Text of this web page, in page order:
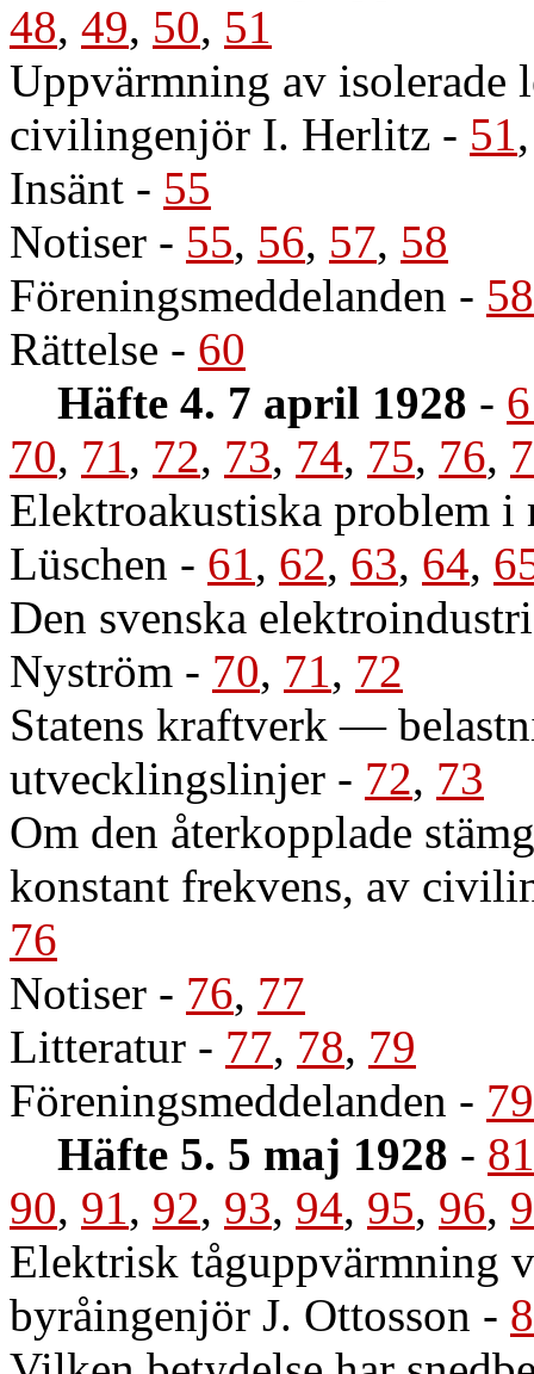
48, 49, 50, 51
Uppvärmning av isolerade
civilingenjör I. Herlitz - 51
Insänt - 55
Notiser - 55, 56, 57, 58
Föreningsmeddelanden - 58
Rättelse - 60
Häfte 4. 7 april 1928 -
70, 71, 72, 73, 74, 75, 76,
Elektroakustiska problem
Lüschen - 61, 62, 63, 64,
Den svenska
Nyström - 70, 71, 72
Statens kraftverk —
utvecklingslinjer - 72, 73
Om den återkopplade
konstant frekvens, av
76
Notiser - 76, 77
Litteratur - 77, 78, 79
Föreningsmeddelanden - 79
Häfte 5. 5 maj 1928 - 81
90, 91, 92, 93, 94, 95, 96,
Elektrisk tåguppvärmning
byråingenjör J. Ottosson -